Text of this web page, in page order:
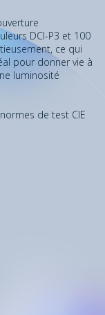
DCI-P3 et 100
ce qui
pour donner vie à
luminosité
de test CIE